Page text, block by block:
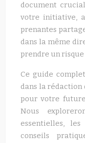
document
votre initiative,
prenantes
dans la même
prendre un
Ce guide
dans la rédaction
pour votre
Nous
essentielles,
conseils